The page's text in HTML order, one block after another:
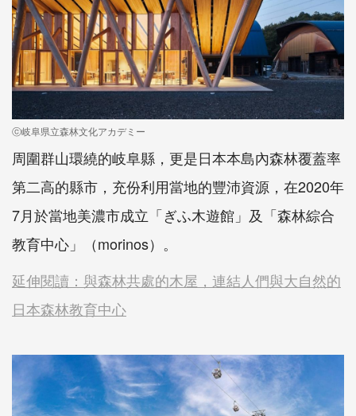
ⓒ岐阜県立森林文化アカデミー
周圍群山環繞的岐阜縣，更是日本本島內森林覆蓋率
第二高的縣市，充份利用當地的豐沛資源，在2020年
7月於當地美濃市成立「ぎふ木遊館」及「森林綜合
教育中心」（morinos）。
延伸閱讀：與森林共處的木屋，連結人們與大自然的
日本森林教育中心